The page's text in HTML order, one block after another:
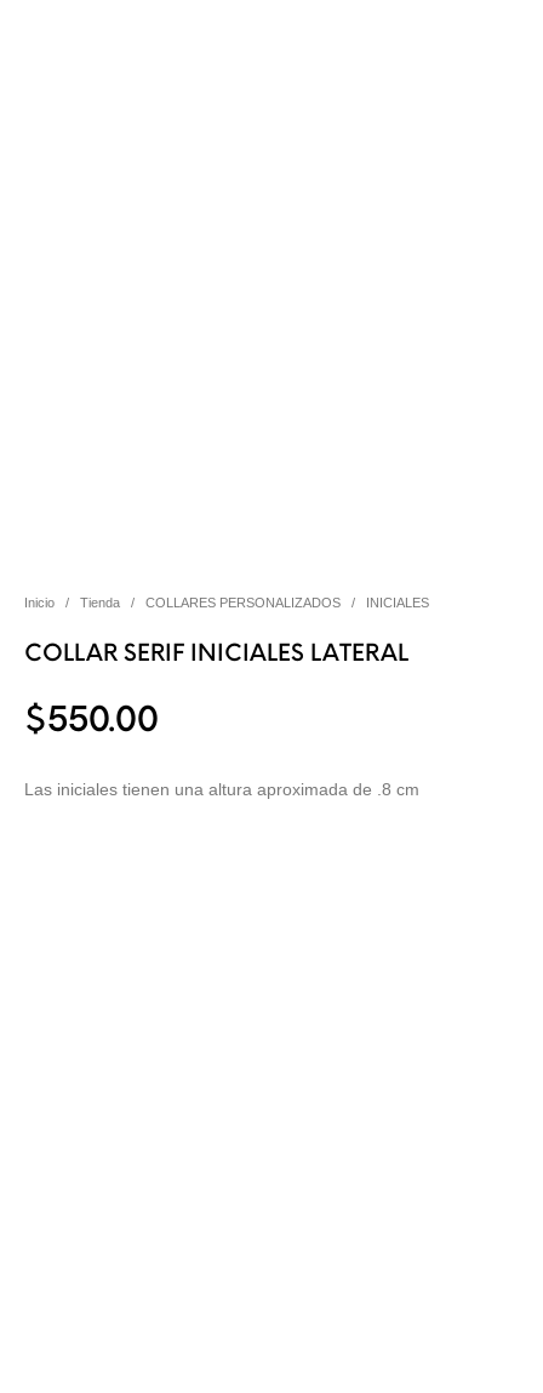
Inicio / Tienda / COLLARES PERSONALIZADOS / INICIALES
COLLAR SERIF INICIALES LATERAL
$550.00
Las iniciales tienen una altura aproximada de .8 cm